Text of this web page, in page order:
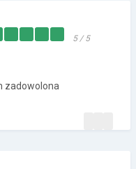
5 / 5
zadowolona